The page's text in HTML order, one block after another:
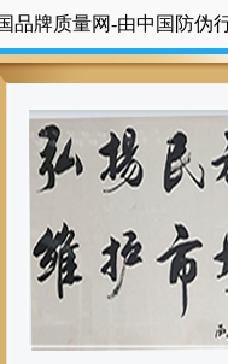
量网-由中国防伪行业协